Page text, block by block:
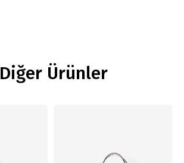
Diğer Ürünler